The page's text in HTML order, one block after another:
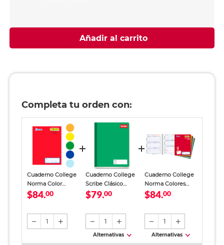
Añadir al carrito
Completa tu orden con:
Cuaderno College
Norma Color
Cuadro Chico 100
$84.00
1
Cuaderno College
Scribe Clásico
Cuadro Grande 100
$79.00
1
Alternativas
Cuaderno College
Norma Colores
Raya 48 hojas
$84.00
1
Alternativas